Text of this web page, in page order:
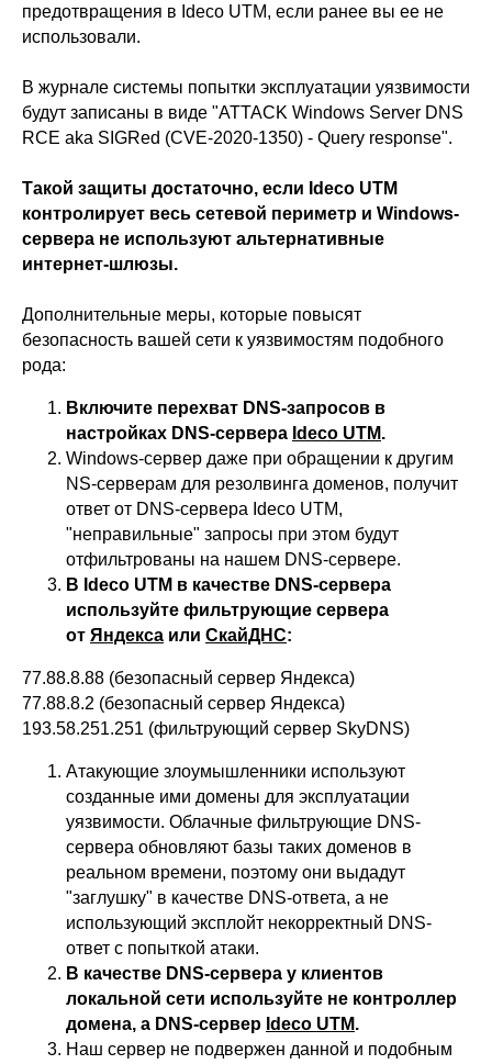
предотвращения в Ideco UTM, если ранее вы ее не
использовали.
В журнале системы попытки эксплуатации уязвимости
будут записаны в виде "ATTACK Windows Server DNS
RCE aka SIGRed (CVE-2020-1350) - Query response".
Такой защиты достаточно, если Ideco UTM
контролирует весь сетевой периметр и Windows-
сервера не используют альтернативные
интернет-шлюзы.
Дополнительные меры, которые повысят
безопасность вашей сети к уязвимостям подобного
рода:
Включите перехват DNS-запросов в
настройках DNS-сервера Ideco UTM.
Windows-сервер даже при обращении к другим
NS-серверам для резолвинга доменов, получит
ответ от DNS-сервера Ideco UTM,
"неправильные" запросы при этом будут
отфильтрованы на нашем DNS-сервере.
В Ideco UTM в качестве DNS-сервера
используйте фильтрующие сервера
от Яндекса или СкайДНС:
77.88.8.88 (безопасный сервер Яндекса)
77.88.8.2 (безопасный сервер Яндекса)
193.58.251.251 (фильтрующий сервер SkyDNS)
Атакующие злоумышленники используют
созданные ими домены для эксплуатации
уязвимости. Облачные фильтрующие DNS-
сервера обновляют базы таких доменов в
реальном времени, поэтому они выдадут
"заглушку" в качестве DNS-ответа, а не
использующий эксплойт некорректный DNS-
ответ с попыткой атаки.
В качестве DNS-сервера у клиентов
локальной сети используйте не контроллер
домена, а DNS-сервер Ideco UTM.
Наш сервер не подвержен данной и подобным
+7 (800) 555-33-40
expert@ideco.ru
Внедрения
Партнеры
Выбрать
интегратора
Авторизованные центры
О компании
Новости
Признание и аналитика
Карьера в Ideco
Инвесторам
Календари
Ideco NGFW Novum
Сертификация ФСТЭК
Документация
Сравнение версий
Прошлые ревизии ПАК
DNS Security в NGFW
Релизы Ideco
безопасность в решениях
Дорожная карта
ул. Кулибина, 2
ИНН 6670208848
ООО «Айдеко»
Продукт развивается
при поддержке Фонда
Содействия Инновациям